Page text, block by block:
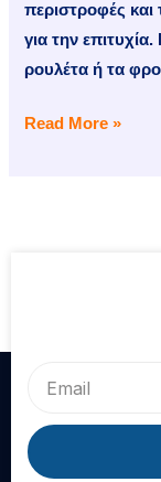
περιστροφές και
για την
ρουλέτα ή τα
Read More »